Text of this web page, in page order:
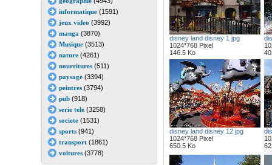
informatique(1591)
jeux video (3992)
manga (3870)
Musique(3513)
nature(4261)
nourritures(511)
paysage(3394)
peintres(3794)
pub(918)
serie tele(3258)
societe(1531)
sports(941)
transport(1861)
voitures(3778)
disney land disney 1 jpg
1024*768 Pixel
146.5 Ko
disney land disney 12 jpg
1024*768 Pixel
650.5 Ko